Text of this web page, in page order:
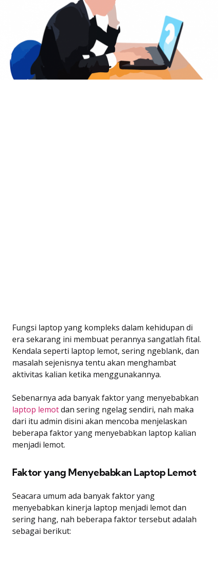
Fungsi laptop yang kompleks dalam kehidupan di
era sekarang ini membuat perannya sangatlah fital.
Kendala seperti laptop lemot, sering ngeblank, dan
masalah sejenisnya tentu akan menghambat
aktivitas kalian ketika menggunakannya.
Sebenarnya ada banyak faktor yang menyebabkan
laptop lemotdan sering ngelag sendiri, nah maka
dari itu admin disini akan mencoba menjelaskan
beberapa faktor yang menyebabkan laptop kalian
menjadi lemot.
Faktor yang Menyebabkan Laptop Lemot
Seacara umum ada banyak faktor yang
menyebabkan kinerja laptop menjadi lemot dan
sering hang, nah beberapa faktor tersebut adalah
sebagai berikut: